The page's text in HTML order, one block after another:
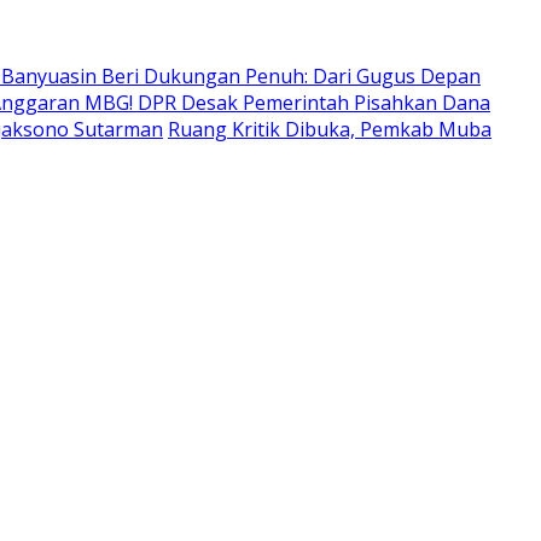
Beri Dukungan Penuh: Dari Gugus Depan
MBG! DPR Desak Pemerintah Pisahkan Dana
Sutarman Ruang Kritik Dibuka, Pemkab Muba